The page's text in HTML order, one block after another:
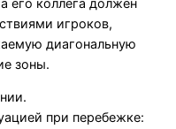
игроков,
диагональную
зоны.
при перебежке: